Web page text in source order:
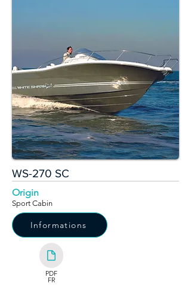
WS-270 SC
Origin
Sport Cabin
Informations
PDF
FR